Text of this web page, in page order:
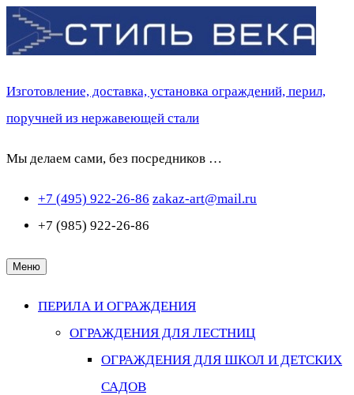
Перейти
к
Изготовление, доставка, установка ограждений, перил,
поручней из нержавеющей стали
Мы делаем сами, без посредников …
+7 (495) 922-26-86 zakaz-art@mail.ru
+7 (985) 922-26-86
Меню
ПЕРИЛА И ОГРАЖДЕНИЯ
ОГРАЖДЕНИЯ ДЛЯ ЛЕСТНИЦ
ОГРАЖДЕНИЯ ДЛЯ ШКОЛ И ДЕТСКИХ
САДОВ